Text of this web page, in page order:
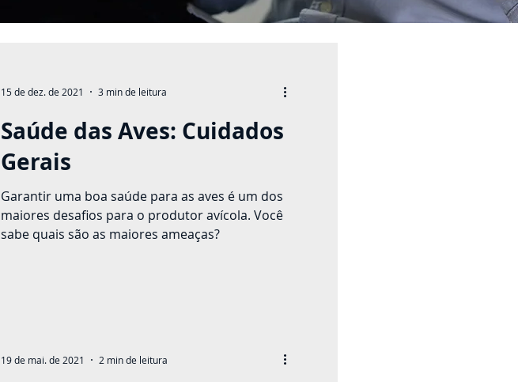
Saúde das Aves: Cuidados
Gerais
Garantir uma boa saúde para as aves é um dos
maiores desafios para o produtor avícola. Você
sabe quais são as maiores ameaças?
15 de dez. de 2021 3 min de leitura
19 de mai. de 2021 2 min de leitura